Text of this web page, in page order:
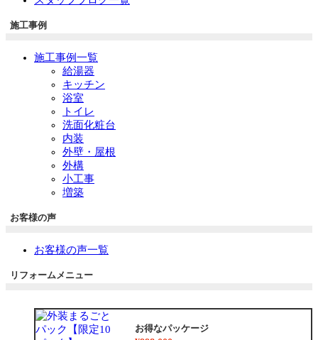
施工事例
施工事例一覧
給湯器
キッチン
浴室
トイレ
洗面化粧台
内装
外壁・屋根
外構
小工事
増築
お客様の声
お客様の声一覧
リフォームメニュー
お得なパッケージ